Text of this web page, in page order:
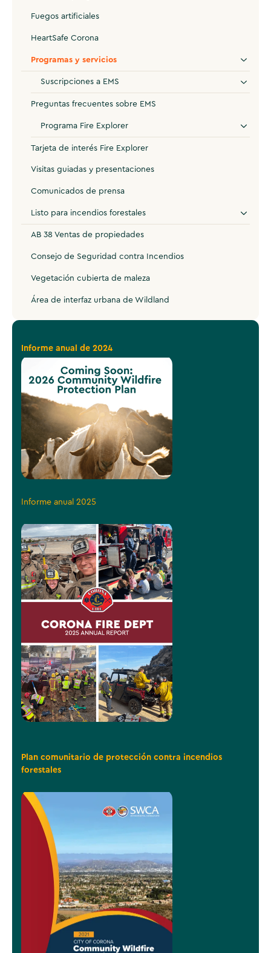
Fuegos artificiales
HeartSafe Corona
Programas y servicios
Suscripciones a EMS
Preguntas frecuentes sobre EMS
Programa Fire Explorer
Tarjeta de interés Fire Explorer
Visitas guiadas y presentaciones
Comunicados de prensa
Listo para incendios forestales
AB 38 Ventas de propiedades
Consejo de Seguridad contra Incendios
Vegetación cubierta de maleza
Área de interfaz urbana de Wildland
Informe anual de 2024
Informe anual 2025
Plan comunitario de protección contra incendios
forestales